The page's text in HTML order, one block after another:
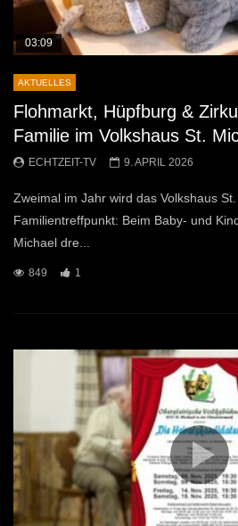
03:09
AKTUELLES
Flohmarkt, Hüpfburg &
Familie im Volkshaus St.
ECHTZEIT-TV 9. APRIL 2026
Zweimal im Jahr wird das Volkshaus
Familientreffpunkt: Beim Baby- und
Michael dre...
849 1